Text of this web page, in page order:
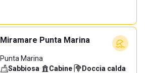
Miramare Punta Marina
Punta Marina
Sabbiosa· Cabine· Doccia calda·